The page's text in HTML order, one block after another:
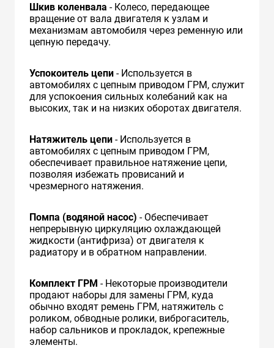
Шкив коленвала - Колесо, передающее
вращение от вала двигателя к узлам и
механизмам автомобиля через ременную или
цепную передачу.
Успокоитель цепи - Используется в
автомобилях с цепным приводом ГРМ, служит
для успокоения сильных колебаний как на
высоких, так и на низких оборотах двигателя.
Натяжитель цепи - Используется в
автомобилях с цепным приводом ГРМ,
обеспечивает правильное натяжение цепи,
позволяя избежать провисаний и
чрезмерного натяжения.
Помпа (водяной насос) - Обеспечивает
непрерывную циркуляцию охлаждающей
жидкости (антифриза) от двигателя к
радиатору и в обратном направлении.
Комплект ГРМ - Некоторые производители
продают наборы для замены ГРМ, куда
обычно входят ремень ГРМ, натяжитель с
роликом, обводные ролики, виброгаситель,
набор сальников и прокладок, крепежные
элементы.